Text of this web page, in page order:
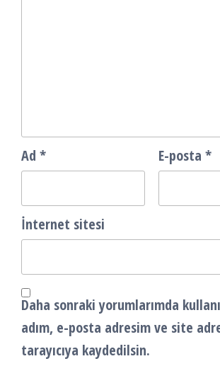
Ad * E-posta *
İnternet sitesi
Daha sonraki yorumlarımda
adım, e-posta adresim ve site
tarayıcıya kaydedilsin.